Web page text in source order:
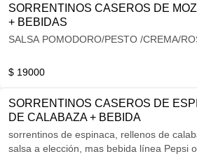
SORRENTINOS CASEROS DE
+ BEBIDAS
SALSA POMODORO/PESTO /CREMA/
$ 19000
SORRENTINOS CASEROS DE
DE CALABAZA + BEBIDA
sorrentinos de espinaca, rellenos de
salsa a elección, mas bebida línea Pepsi o